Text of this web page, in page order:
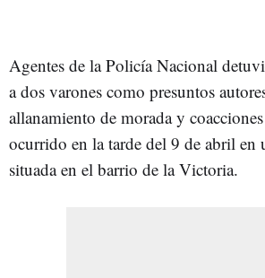
Agentes de la Policía Nacional
a dos varones como presuntos
allanamiento de morada y
ocurrido en la tarde del 9 de abril en
situada en el barrio de la Victoria.